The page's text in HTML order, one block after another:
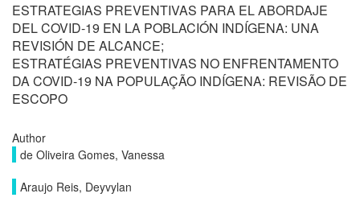
ESTRATEGIAS PREVENTIVAS PARA EL ABORDAJE
DEL COVID-19 EN LA POBLACIÓN INDÍGENA: UNA
REVISIÓN DE ALCANCE;
ESTRATÉGIAS PREVENTIVAS NO ENFRENTAMENTO
DA COVID-19 NA POPULAÇÃO INDÍGENA: REVISÃO DE
ESCOPO
Author
de Oliveira Gomes, Vanessa
Araujo Reis, Deyvylan